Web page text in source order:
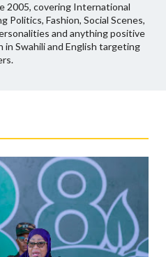
2005, covering International
Politics, Fashion, Social Scenes,
and anything positive
Swahili and English targeting